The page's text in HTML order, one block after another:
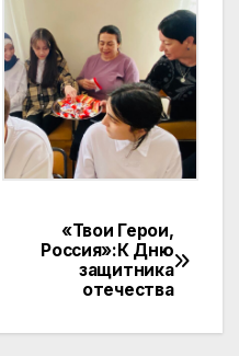
«Твои Герои,
Россия»:К Дню
защитника
отечества